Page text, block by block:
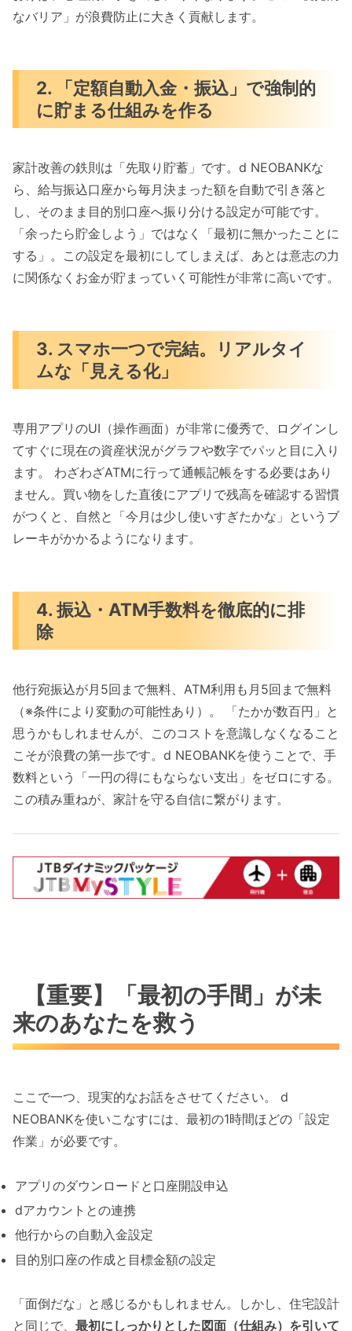
なバリア」が浪費防止に大きく貢献します。
2. 「定額自動入金・振込」で強制的
に貯まる仕組みを作る
家計改善の鉄則は「先取り貯蓄」です。d NEOBANKな
ら、給与振込口座から毎月決まった額を自動で引き落と
し、そのまま目的別口座へ振り分ける設定が可能です。
「余ったら貯金しよう」ではなく「最初に無かったことに
する」。この設定を最初にしてしまえば、あとは意志の力
に関係なくお金が貯まっていく可能性が非常に高いです。
3. スマホ一つで完結。リアルタイ
ムな「見える化」
専用アプリのUI（操作画面）が非常に優秀で、ログインし
てすぐに現在の資産状況がグラフや数字でパッと目に入り
ます。 わざわざATMに行って通帳記帳をする必要はあり
ません。買い物をした直後にアプリで残高を確認する習慣
がつくと、自然と「今月は少し使いすぎたかな」というブ
レーキがかかるようになります。
4. 振込・ATM手数料を徹底的に排
除
他行宛振込が月5回まで無料、ATM利用も月5回まで無料
（※条件により変動の可能性あり）。 「たかが数百円」と
思うかもしれませんが、このコストを意識しなくなること
こそが浪費の第一歩です。d NEOBANKを使うことで、手
数料という「一円の得にもならない支出」をゼロにする。
この積み重ねが、家計を守る自信に繋がります。
【重要】「最初の手間」が未
来のあなたを救う
ここで一つ、現実的なお話をさせてください。 d
NEOBANKを使いこなすには、最初の1時間ほどの「設定
作業」が必要です。
アプリのダウンロードと口座開設申込
dアカウントとの連携
他行からの自動入金設定
目的別口座の作成と目標金額の設定
「面倒だな」と感じるかもしれません。しかし、住宅設計
と同じで、 最初にしっかりとした図面（仕組み）を引いて